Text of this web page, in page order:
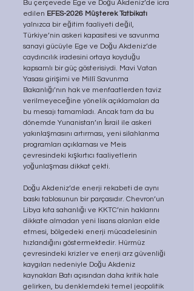
Bu çerçevede Ege ve Doğu Akdeniz’de icra
edilen EFES-2026 Müşterek Tatbikatı
yalnızca bir eğitim faaliyeti değil,
Türkiye’nin askeri kapasitesi ve savunma
sanayi gücüyle Ege ve Doğu Akdeniz’de
caydırıcılık iradesini ortaya koyduğu
kapsamlı bir güç gösterisiydi. Mavi Vatan
Yasası girişimi ve Millî Savunma
Bakanlığı’nın hak ve menfaatlerden taviz
verilmeyeceğine yönelik açıklamaları da
bu mesajı tamamladı. Ancak tam da bu
dönemde Yunanistan’ın İsrail ile askeri
yakınlaşmasını artırması, yeni silahlanma
programları açıklaması ve Meis
çevresindeki kışkırtıcı faaliyetlerin
yoğunlaşması dikkat çekti.
Doğu Akdeniz’de enerji rekabeti de aynı
baskı tablosunun bir parçasıdır. Chevron’un
Libya kıta sahanlığı ve KKTC’nin haklarını
dikkate almadan yeni lisans alanları elde
etmesi, bölgedeki enerji mücadelesinin
hızlandığını göstermektedir. Hürmüz
çevresindeki krizler ve enerji arz güvenliği
kaygıları nedeniyle Doğu Akdeniz
kaynakları Batı açısından daha kritik hale
gelirken, bu denklemdeki temel jeopolitik